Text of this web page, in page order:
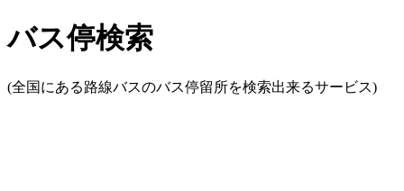
バス停検索
(全国にある路線バスのバス停留所を検索出来るサービス)